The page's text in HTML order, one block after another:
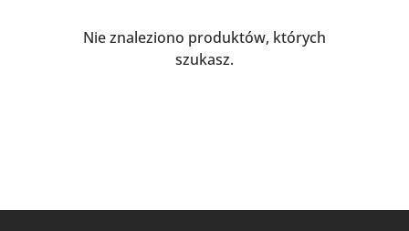
Nie znaleziono produktów, których
szukasz.